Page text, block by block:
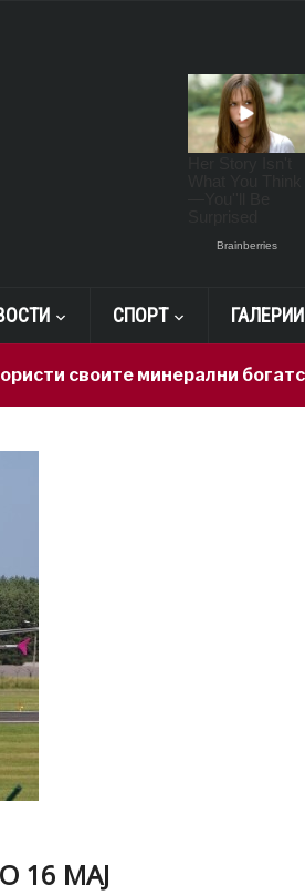
СПОРТ ГАЛЕРИИ
минерални богатства
16 МАЈ